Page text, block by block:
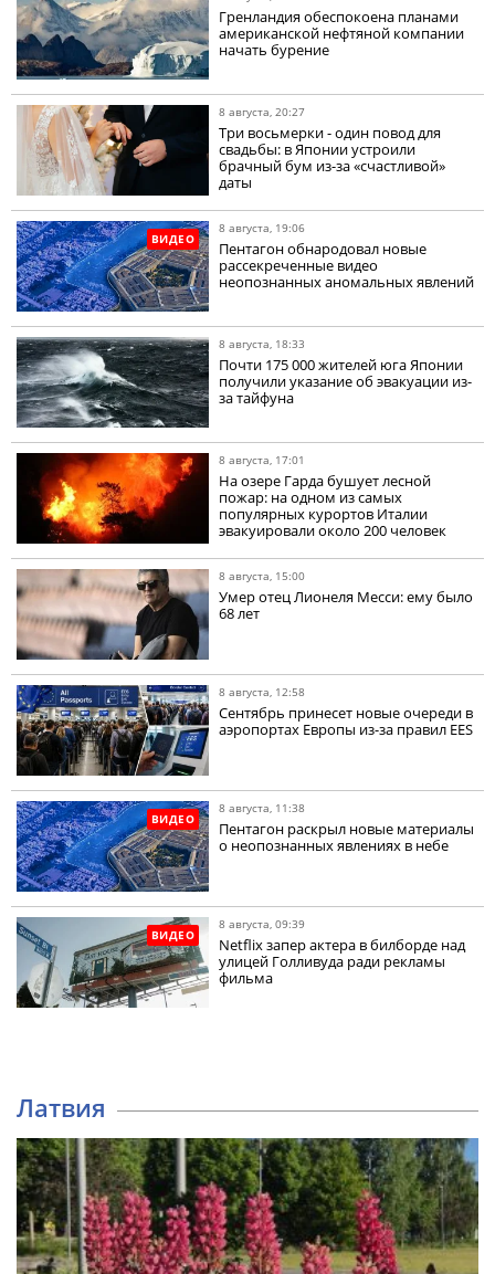
Гренландия обеспокоена планами
американской нефтяной компании
начать бурение
8 августа, 20:27
Три восьмерки - один повод для
свадьбы: в Японии устроили
брачный бум из-за «счастливой»
даты
ВИДЕО
8 августа, 19:06
Пентагон обнародовал новые
рассекреченные видео
неопознанных аномальных явлений
8 августа, 18:33
Почти 175 000 жителей юга Японии
получили указание об эвакуации из-
за тайфуна
8 августа, 17:01
На озере Гарда бушует лесной
пожар: на одном из самых
популярных курортов Италии
эвакуировали около 200 человек
8 августа, 15:00
Умер отец Лионеля Месси: ему было
68 лет
8 августа, 12:58
Сентябрь принесет новые очереди в
аэропортах Европы из-за правил EES
ВИДЕО
8 августа, 11:38
Пентагон раскрыл новые материалы
о неопознанных явлениях в небе
ВИДЕО
8 августа, 09:39
Netflix запер актера в билборде над
улицей Голливуда ради рекламы
фильма
Латвия